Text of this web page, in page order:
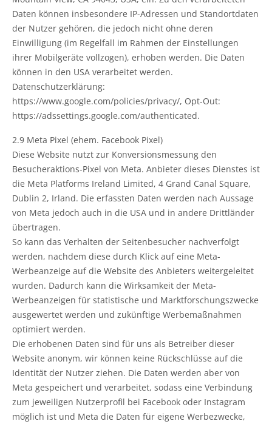
Daten können insbesondere IP-Adressen und Standortdaten
der Nutzer gehören, die jedoch nicht ohne deren
Einwilligung (im Regelfall im Rahmen der Einstellungen
ihrer Mobilgeräte vollzogen), erhoben werden. Die Daten
können in den USA verarbeitet werden.
Datenschutzerklärung:
https://www.google.com/policies/privacy/, Opt-Out:
https://adssettings.google.com/authenticated.
2.9 Meta Pixel (ehem. Facebook Pixel)
Diese Website nutzt zur Konversionsmessung den
Besucheraktions-Pixel von Meta. Anbieter dieses Dienstes ist
die Meta Platforms Ireland Limited, 4 Grand Canal Square,
Dublin 2, Irland. Die erfassten Daten werden nach Aussage
von Meta jedoch auch in die USA und in andere Drittländer
übertragen.
So kann das Verhalten der Seitenbesucher nachverfolgt
werden, nachdem diese durch Klick auf eine Meta-
Werbeanzeige auf die Website des Anbieters weitergeleitet
wurden. Dadurch kann die Wirksamkeit der Meta-
Werbeanzeigen für statistische und Marktforschungszwecke
ausgewertet werden und zukünftige Werbemaßnahmen
optimiert werden.
Die erhobenen Daten sind für uns als Betreiber dieser
Website anonym, wir können keine Rückschlüsse auf die
Identität der Nutzer ziehen. Die Daten werden aber von
Meta gespeichert und verarbeitet, sodass eine Verbindung
zum jeweiligen Nutzerprofil bei Facebook oder Instagram
möglich ist und Meta die Daten für eigene Werbezwecke,